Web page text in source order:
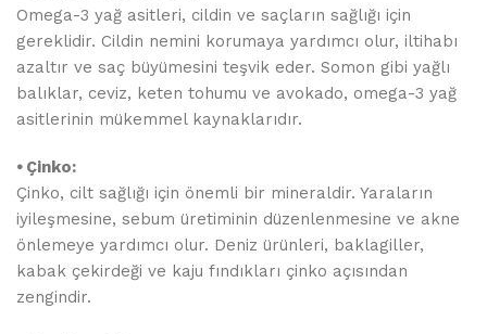
Omega-3 yağ asitleri, cildin ve saçların sağlığı için
gereklidir. Cildin nemini korumaya yardımcı olur, iltihabı
azaltır ve saç büyümesini teşvik eder. Somon gibi yağlı
balıklar, ceviz, keten tohumu ve avokado, omega-3 yağ
asitlerinin mükemmel kaynaklarıdır.
⦁ Çinko:
Çinko, cilt sağlığı için önemli bir mineraldir. Yaraların
iyileşmesine, sebum üretiminin düzenlenmesine ve akne
önlemeye yardımcı olur. Deniz ürünleri, baklagiller,
kabak çekirdeği ve kaju fındıkları çinko açısından
zengindir.